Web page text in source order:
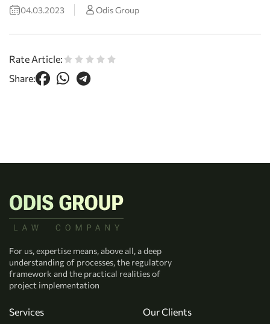
04.03.2023 Odis Group
Rate Article:
Share:
For us, expertise means, above all, a deep
understanding of processes, the regulatory
framework and the practical realities of
project implementation
Services Our Clients